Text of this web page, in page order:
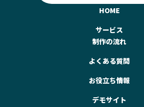
HOME
サービス
制作の流れ
よくある質問
お役立ち情報
デモサイト